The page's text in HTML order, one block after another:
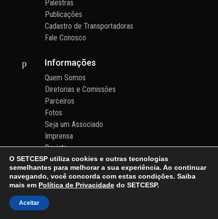
Palestras
Publicações
Cadastro de Transportadoras
Fale Conosco
p Informações
Quem Somos
Diretorias e Comissões
Parceiros
Fotos
Seja um Associado
Imprensa
Revista
Prêmio de Sustentabilidade
Contato
Área do Associado
Receber Notícias
Política de Privacidade
O SETCESP utiliza cookies e outras tecnologias
semelhantes para melhorar a sua experiência. Ao continuar
navegando, você concorda com estas condições. Saiba
mais em Política de Privacidade do SETCESP.
Aceitar